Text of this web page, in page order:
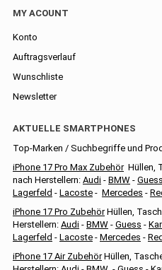
MY ACOUNT
Konto
Auftragsverlauf
Wunschliste
Newsletter
AKTUELLE SMARTPHONES
Top-Marken / Suchbegriffe und
iPhone 17 Pro Max ZubehörHüllen,
nach Herstellern: Audi - BMW - Guess
Lagerfeld - Lacoste - Mercedes -
iPhone 17 Pro ZubehörHüllen,
Herstellern: Audi - BMW - Guess - Karl
Lagerfeld - Lacoste - Mercedes -
iPhone 17 Air ZubehörHüllen,